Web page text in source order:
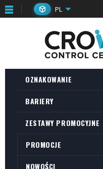
PL
OZNAKOWANIE
BARIERY
ZESTAWY PROMOCYJNE
PROMOCJE
NOWOŚCI